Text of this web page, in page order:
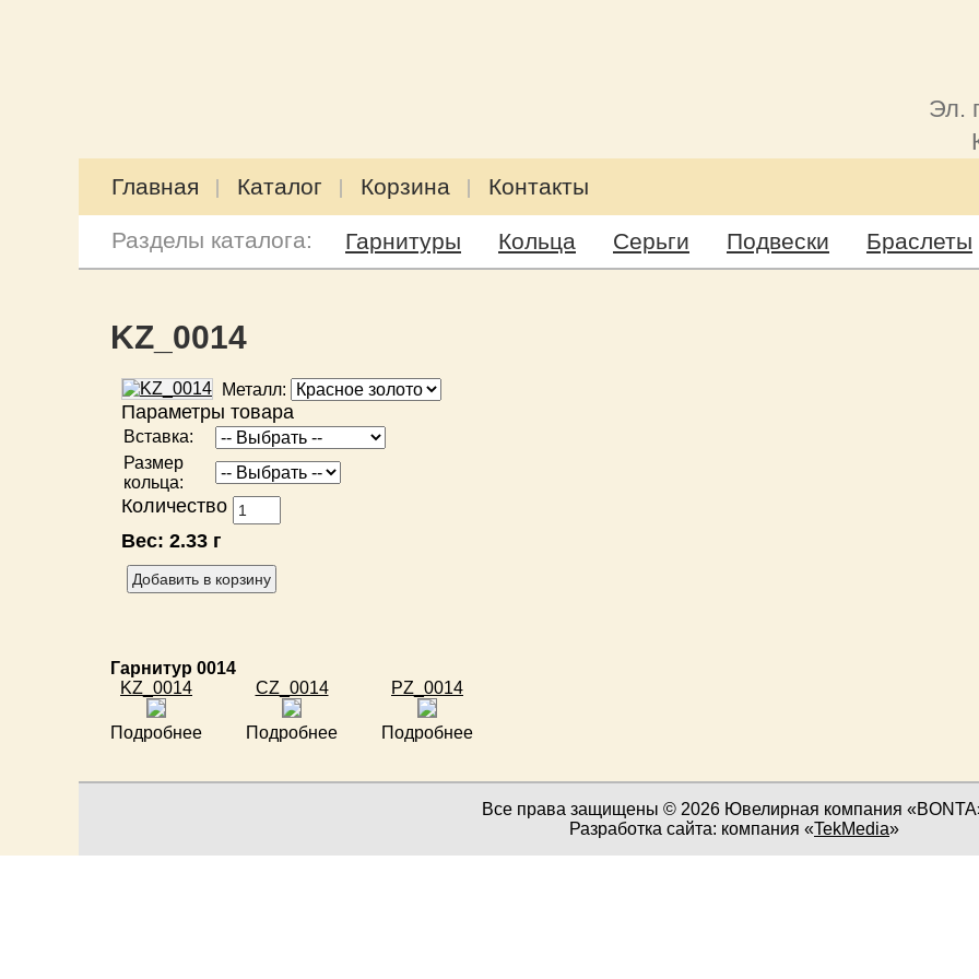
Эл.
Главная Каталог Корзина Контакты
Разделы каталога: Гарнитуры Кольца Серьги Подвески Браслеты
KZ_0014
Металл:
Параметры товара
Вставка:
Размер
кольца:
Количество
Вес: 2.33 г
Гарнитур 0014
KZ_0014
Подробнее
CZ_0014
Подробнее
PZ_0014
Подробнее
Все права защищены © 2026 Ювелирная компания
Разработка сайта: компания «TekMedia»